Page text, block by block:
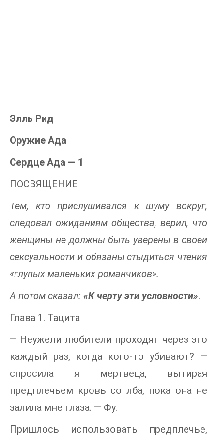
Элль Рид
Оружие Ада
Сердце Ада — 1
ПОСВЯЩЕНИЕ
Тем, кто прислушивался к шуму вокруг,
следовал ожиданиям общества, верил, что
женщины не должны быть уверены в своей
сексуальности и обязаны стыдиться чтения
«глупых маленьких романчиков».
А потом сказал: «К черту эти условности».
Глава 1. Тацита
— Неужели любители проходят через это
каждый раз, когда кого-то убивают? —
спросила я мертвеца, вытирая
предплечьем кровь со лба, пока она не
залила мне глаза. — Фу.
Пришлось использовать предплечье,